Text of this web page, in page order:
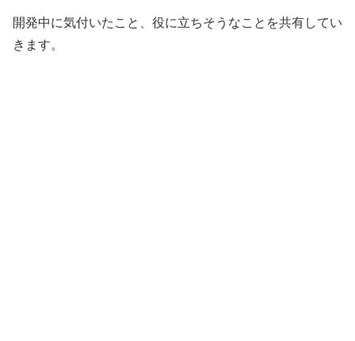
開発中に気付いたこと、役に立ちそうなことを共有してい
きます。